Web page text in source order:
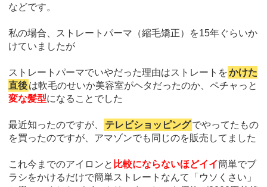
などです。
私の場合、ストレートパーマ（縮毛矯正）を15年ぐらいか
けていましたが
ストレートパーマでいやだった理由はストレートをかけた
直後は軟毛のせいか美容室がヘタだったのか、ペチャっと
変な髪型になることでした
最近知ったのですが、 テレビショッピングでやってたもの
を買ったのですが、アマゾンでも同じのを販売してました
これ今までのアイロンと 比較にならないほどイイ簡単でブ
ラシをかけるだけで簡単ストレートなんて「ウソくさい」